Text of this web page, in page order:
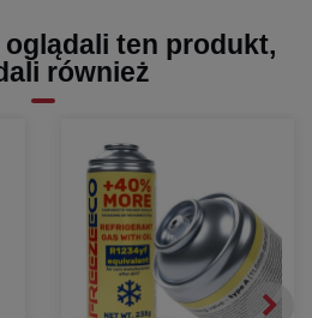
ten produkt,
również